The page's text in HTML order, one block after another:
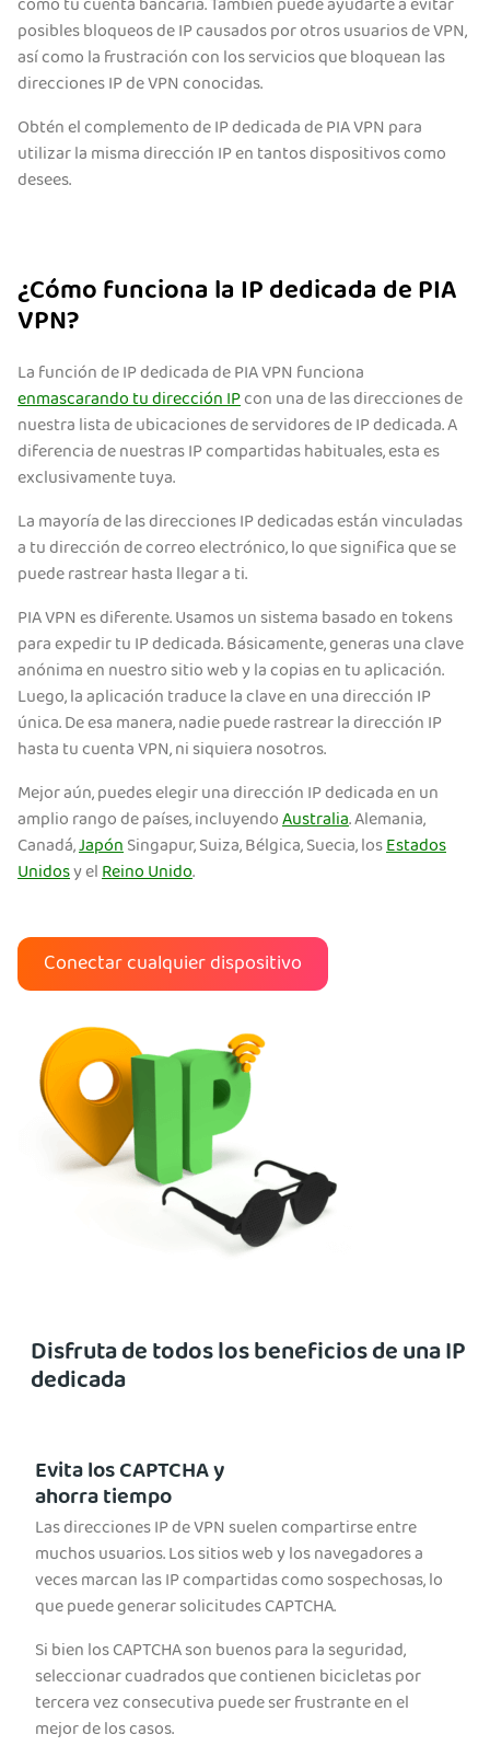
como tu cuenta bancaria. También puede ayudarte a evitar
posibles bloqueos de IP causados por otros usuarios de VPN,
así como la frustración con los servicios que bloquean las
direcciones IP de VPN conocidas.
Obtén el complemento de IP dedicada de PIA VPN para
utilizar la misma dirección IP en tantos dispositivos como
desees.
¿Cómo funciona la IP dedicada de PIA
VPN?
La función de IP dedicada de PIA VPN funciona
enmascarando tu dirección IPcon una de las direcciones de
nuestra lista de ubicaciones de servidores de IP dedicada. A
diferencia de nuestras IP compartidas habituales, esta es
exclusivamente tuya.
La mayoría de las direcciones IP dedicadas están vinculadas
a tu dirección de correo electrónico, lo que significa que se
puede rastrear hasta llegar a ti.
PIA VPN es diferente. Usamos un sistema basado en tokens
para expedir tu IP dedicada. Básicamente, generas una clave
anónima en nuestro sitio web y la copias en tu aplicación.
Luego, la aplicación traduce la clave en una dirección IP
única. De esa manera, nadie puede rastrear la dirección IP
hasta tu cuenta VPN, ni siquiera nosotros.
Mejor aún, puedes elegir una dirección IP dedicada en un
amplio rango de países, incluyendoAustralia. Alemania,
Canadá,JapónSingapur, Suiza, Bélgica, Suecia, losEstados
Unidosy elReino Unido.
Conectar cualquier dispositivo
Disfruta de todos los beneficios de una IP
dedicada
Evita los CAPTCHA y
ahorra tiempo
Las direcciones IP de VPN suelen compartirse entre
muchos usuarios. Los sitios web y los navegadores a
veces marcan las IP compartidas como sospechosas, lo
que puede generar solicitudes CAPTCHA.
Si bien los CAPTCHA son buenos para la seguridad,
seleccionar cuadrados que contienen bicicletas por
tercera vez consecutiva puede ser frustrante en el
mejor de los casos.